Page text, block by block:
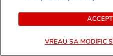
Germania: „Și urzica e
trandafirii dincolo”
VREAU SA MODIFIC